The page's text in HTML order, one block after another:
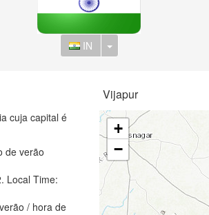
IN Toggle Dropdown
cuja capital é
de verão
. Local Time:
/ hora de
Vijapur
+
−